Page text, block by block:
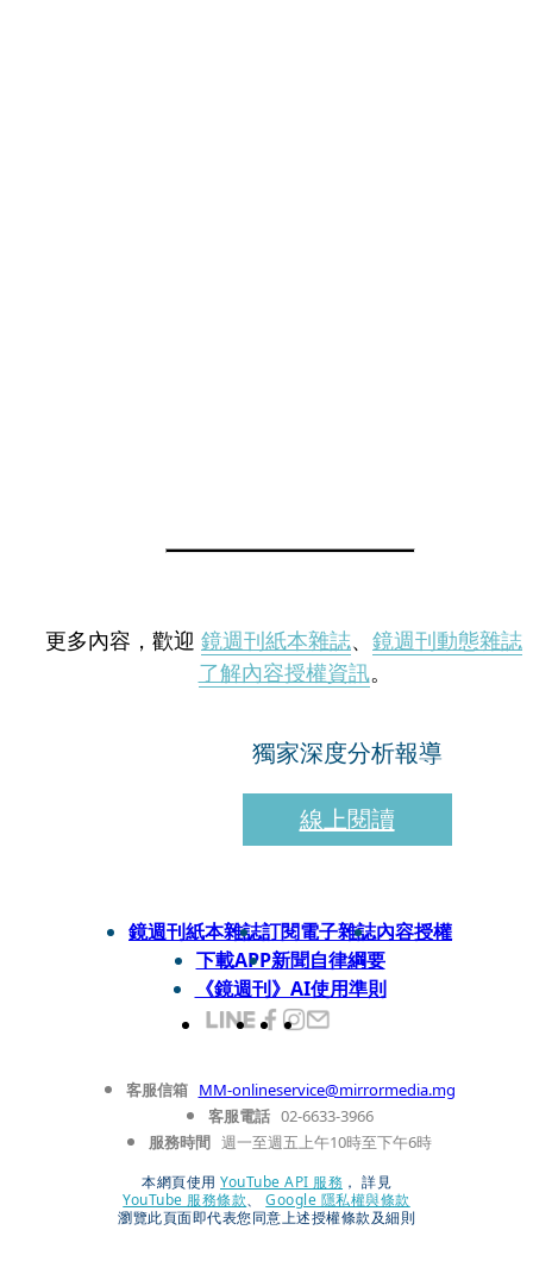
更多內容，歡迎 鏡週刊紙本雜誌、 鏡週刊動態雜誌
了解內容授權資訊。
獨家深度分析報導
線上閱讀
鏡週刊紙本雜誌訂閱電子雜誌內容授權
下載APP新聞自律綱要
《鏡週刊》AI使用準則
客服信箱 MM-onlineservice@mirrormedia.mg
客服電話 02-6633-3966
服務時間 週一至週五上午10時至下午6時
本網頁使用 YouTube API 服務 ， 詳見
YouTube 服務條款、
Google 隱私權與條款
瀏覽此頁面即代表您同意上述授權條款及細則